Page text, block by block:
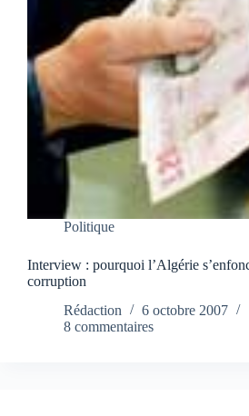
Politique
Interview : pourquoi l’Algérie
corruption
Rédaction
6 octobre 2007
8 commentaires